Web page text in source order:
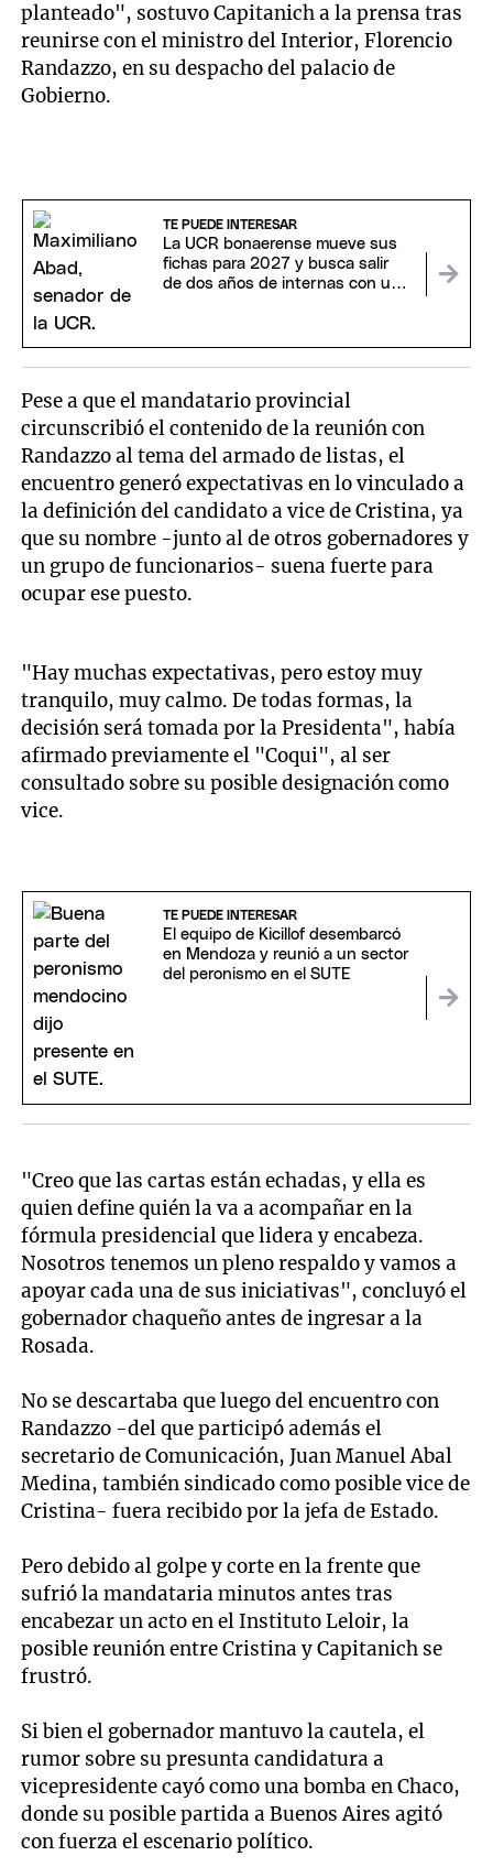
planteado", sostuvo Capitanich a la prensa tras
reunirse con el ministro del Interior, Florencio
Randazzo, en su despacho del palacio de
Gobierno.
TE PUEDE INTERESAR
La UCR bonaerense mueve sus
fichas para 2027 y busca salir
de dos años de internas con una
Pese a que el mandatario provincial
circunscribió el contenido de la reunión con
Randazzo al tema del armado de listas, el
encuentro generó expectativas en lo vinculado a
la definición del candidato a vice de Cristina, ya
que su nombre -junto al de otros gobernadores y
un grupo de funcionarios- suena fuerte para
ocupar ese puesto.
"Hay muchas expectativas, pero estoy muy
tranquilo, muy calmo. De todas formas, la
decisión será tomada por la Presidenta", había
afirmado previamente el "Coqui", al ser
consultado sobre su posible designación como
vice.
TE PUEDE INTERESAR
El equipo de Kicillof desembarcó
en Mendoza y reunió a un sector
del peronismo en el SUTE
"Creo que las cartas están echadas, y ella es
quien define quién la va a acompañar en la
fórmula presidencial que lidera y encabeza.
Nosotros tenemos un pleno respaldo y vamos a
apoyar cada una de sus iniciativas", concluyó el
gobernador chaqueño antes de ingresar a la
Rosada.
No se descartaba que luego del encuentro con
Randazzo -del que participó además el
secretario de Comunicación, Juan Manuel Abal
Medina, también sindicado como posible vice de
Cristina- fuera recibido por la jefa de Estado.
Pero debido al golpe y corte en la frente que
sufrió la mandataria minutos antes tras
encabezar un acto en el Instituto Leloir, la
posible reunión entre Cristina y Capitanich se
frustró.
Si bien el gobernador mantuvo la cautela, el
rumor sobre su presunta candidatura a
vicepresidente cayó como una bomba en Chaco,
donde su posible partida a Buenos Aires agitó
con fuerza el escenario político.